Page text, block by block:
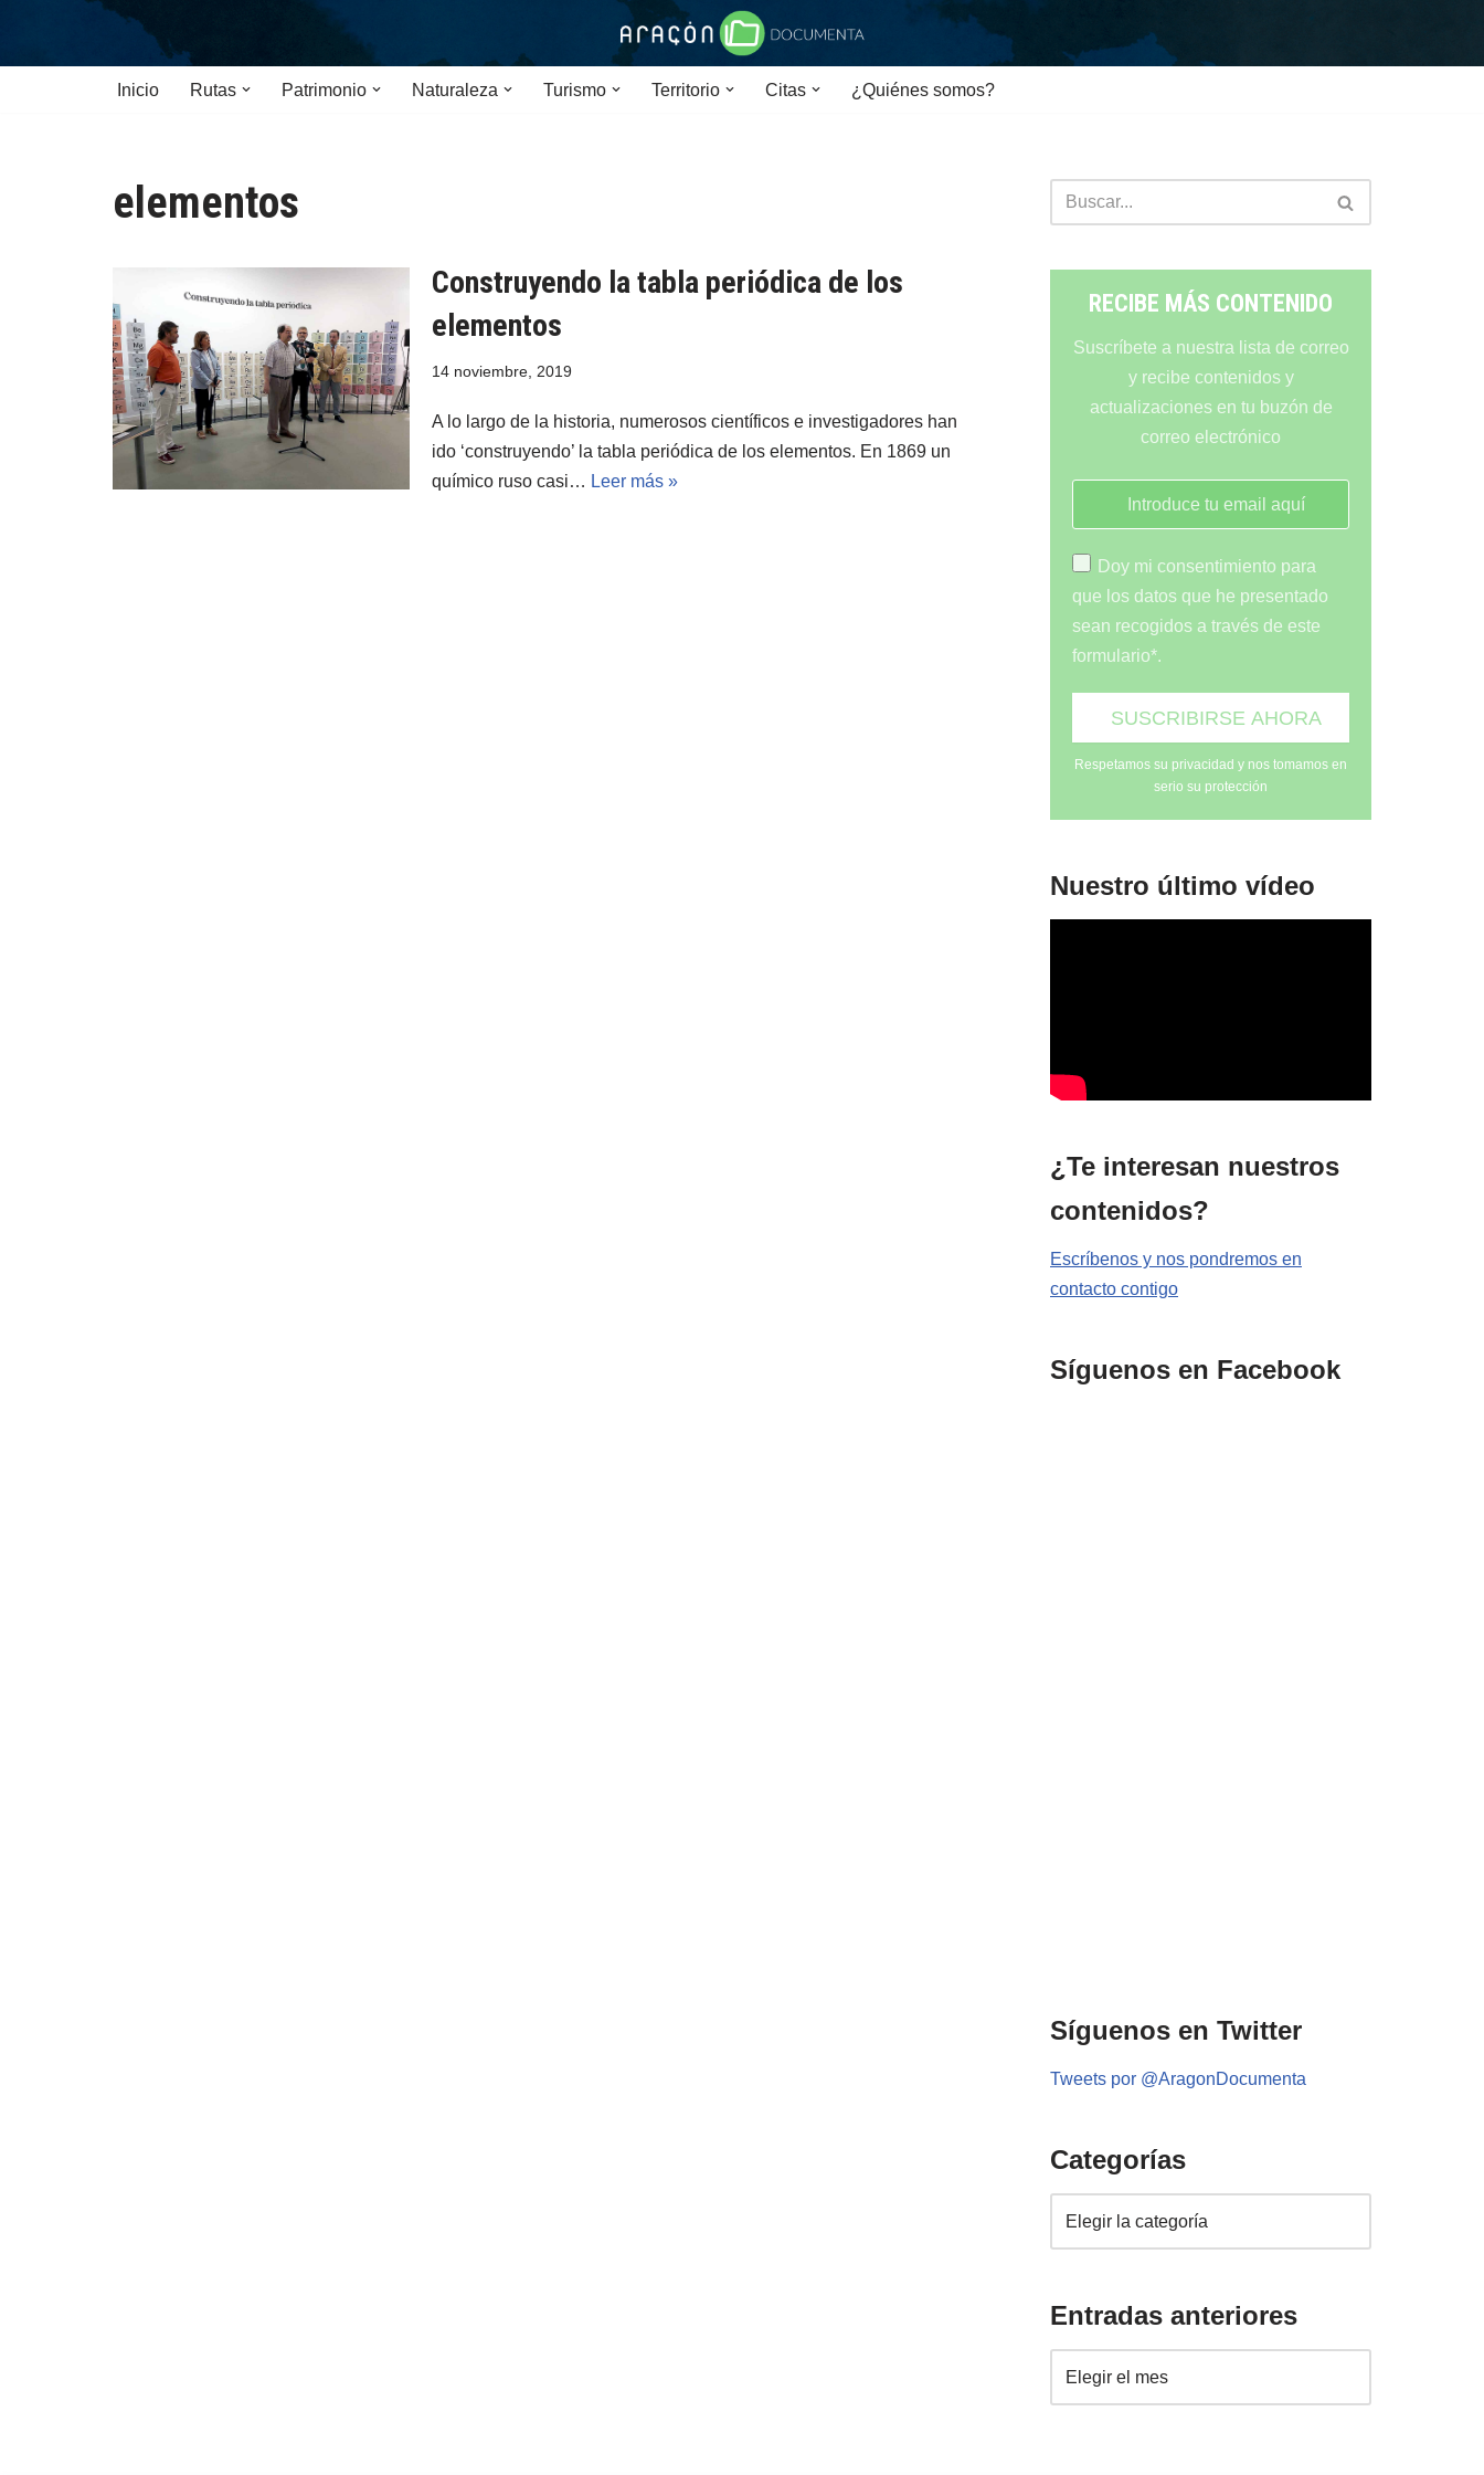
Inicio Rutas Patrimonio Naturaleza Turismo Territorio Citas ¿Quiénes somos?
elementos
Construyendo la tabla periódica de los
elementos
14 noviembre, 2019
A lo largo de la historia, numerosos científicos e investigadores han
ido ‘construyendo’ la tabla periódica de los elementos. En 1869 un
químico ruso casi… Leer más »
RECIBE MÁS CONTENIDO
Suscríbete a nuestra lista de correo
y recibe contenidos y
actualizaciones en tu buzón de
correo electrónico
Doy mi consentimiento para
que los datos que he presentado
sean recogidos a través de este
formulario*.
Respetamos su privacidad y nos tomamos en
serio su protección
Nuestro último vídeo
¿Te interesan nuestros
contenidos?
Escríbenos y nos pondremos en
contacto contigo
Síguenos en Facebook
Síguenos en Twitter
Tweets por @AragonDocumenta
Categorías
Entradas anteriores